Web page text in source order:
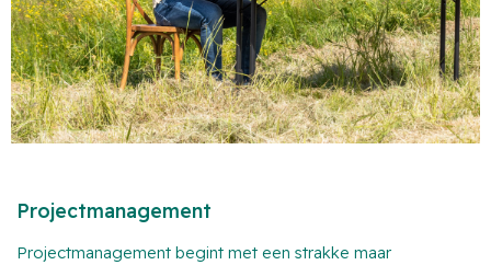
Projectmanagement
Projectmanagement begint met een strakke maar